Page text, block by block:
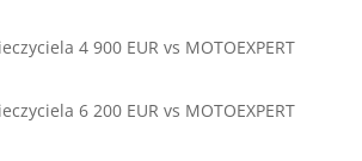
4 900 EUR vs MOTOEXPERT
6 200 EUR vs MOTOEXPERT